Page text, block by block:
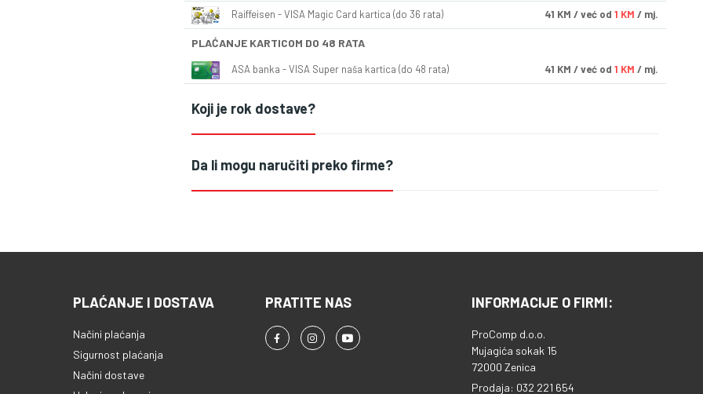
Raiffeisen - VISA Magic Card kartica (do 36 rata) 41 KM / već od 1 KM / mj.
PLAĆANJE KARTICOM DO 48 RATA
ASA banka - VISA Super naša kartica (do 48 rata) 41 KM / već od 1 KM / mj.
Koji je rok dostave?
Da li mogu naručiti preko firme?
PLAĆANJE I DOSTAVA
Načini plaćanja
Sigurnost plaćanja
Načini dostave
PRATITE NAS INFORMACIJE O FIRMI:
ProComp d.o.o.
Mujagića sokak 15
72000 Zenica
Prodaja: 032 221 654